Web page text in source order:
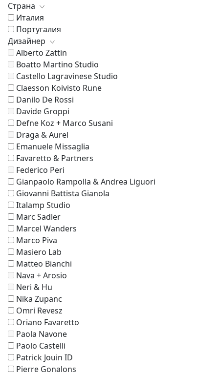
Страна
Италия
Португалия
Дизайнер
Alberto Zattin
Boatto Martino Studio
Castello Lagravinese Studio
Claesson Koivisto Rune
Danilo De Rossi
Davide Groppi
Defne Koz + Marco Susani
Draga & Aurel
Emanuele Missaglia
Favaretto & Partners
Federico Peri
Gianpaolo Rampolla & Andrea Liguori
Giovanni Battista Gianola
Italamp Studio
Marc Sadler
Marcel Wanders
Marco Piva
Masiero Lab
Matteo Bianchi
Nava + Arosio
Neri & Hu
Nika Zupanc
Omri Revesz
Oriano Favaretto
Paola Navone
Paolo Castelli
Patrick Jouin ID
Pierre Gonalons